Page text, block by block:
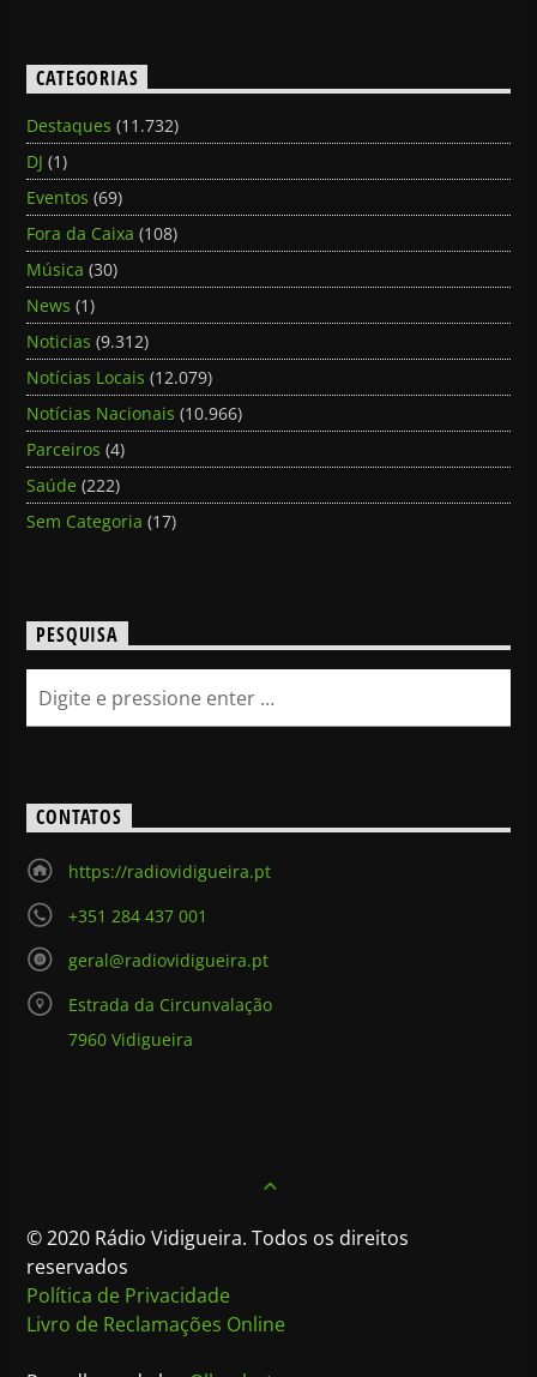
CATEGORIAS
Destaques (11.732)
DJ (1)
Eventos (69)
Fora da Caixa (108)
Música (30)
News (1)
Noticias (9.312)
Notícias Locais (12.079)
Notícias Nacionais (10.966)
Parceiros (4)
Saúde (222)
Sem Categoria (17)
PESQUISA
CONTATOS
https://radiovidigueira.pt
+351 284 437 001
geral@radiovidigueira.pt
Estrada da Circunvalação
7960 Vidigueira
© 2020 Rádio Vidigueira. Todos os direitos
reservados
Política de Privacidade
Livro de Reclamações Online